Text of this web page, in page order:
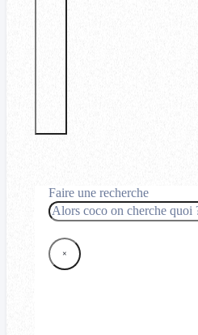
Faire une recherche
Rechercher
×